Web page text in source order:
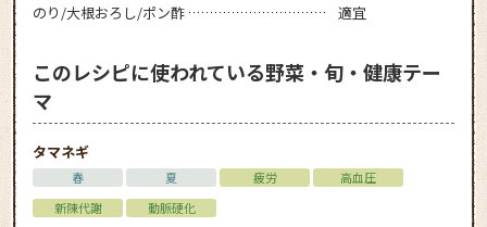
のり/大根おろし/ポン酢
適宜
このレシピに使われている野菜・旬・健康テー
マ
タマネギ
春 夏 疲労
高血圧
新陳代謝
動脈硬化